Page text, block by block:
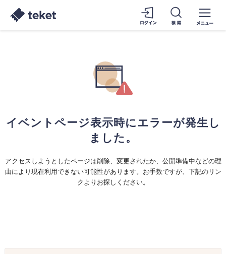
イベントページ表示時にエラーが発生し
ました。
アクセスしようとしたページは削除、変更されたか、公開準備中などの理
由により現在利用できない可能性があります。お手数ですが、下記のリン
クよりお探しください。